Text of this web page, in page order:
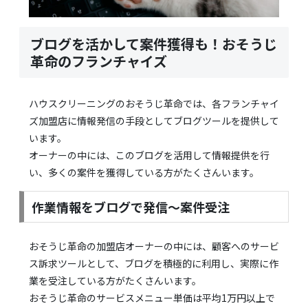
ブログを活かして案件獲得も！おそうじ
革命のフランチャイズ
ハウスクリーニングのおそうじ革命では、各フランチャイ
ズ加盟店に情報発信の手段としてブログツールを提供して
います。
オーナーの中には、このブログを活用して情報提供を行
い、多くの案件を獲得している方がたくさんいます。
作業情報をブログで発信〜案件受注
おそうじ革命の加盟店オーナーの中には、顧客へのサービ
ス訴求ツールとして、ブログを積極的に利用し、実際に作
業を受注している方がたくさんいます。
おそうじ革命のサービスメニュー単価は平均1万円以上で